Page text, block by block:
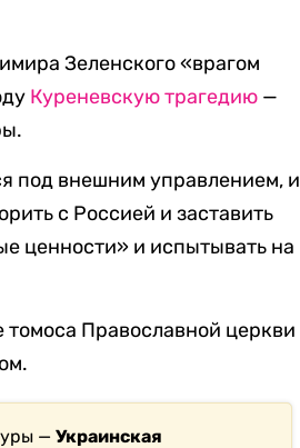
Зеленского «врагом
Куреневскую трагедию —
под внешним управлением, и
с Россией и заставить
ценности» и испытывать на
томоса Православной церкви
—Украинская